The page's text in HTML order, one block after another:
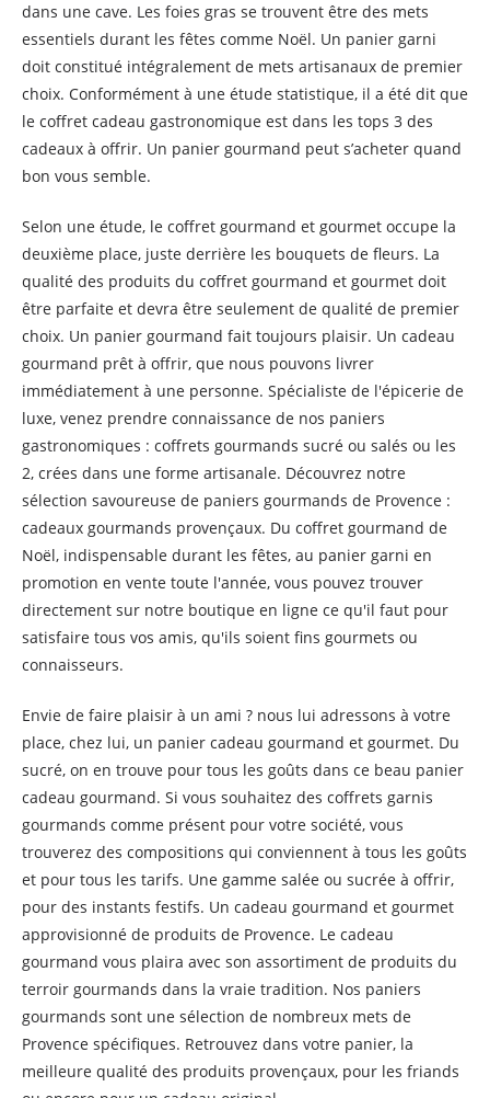
dans une cave. Les foies gras se trouvent être des mets
essentiels durant les fêtes comme Noël. Un panier garni
doit constitué intégralement de mets artisanaux de premier
choix. Conformément à une étude statistique, il a été dit que
le coffret cadeau gastronomique est dans les tops 3 des
cadeaux à offrir. Un panier gourmand peut s’acheter quand
bon vous semble.
Selon une étude, le coffret gourmand et gourmet occupe la
deuxième place, juste derrière les bouquets de fleurs. La
qualité des produits du coffret gourmand et gourmet doit
être parfaite et devra être seulement de qualité de premier
choix. Un panier gourmand fait toujours plaisir. Un cadeau
gourmand prêt à offrir, que nous pouvons livrer
immédiatement à une personne. Spécialiste de l'épicerie de
luxe, venez prendre connaissance de nos paniers
gastronomiques : coffrets gourmands sucré ou salés ou les
2, crées dans une forme artisanale. Découvrez notre
sélection savoureuse de paniers gourmands de Provence :
cadeaux gourmands provençaux. Du coffret gourmand de
Noël, indispensable durant les fêtes, au panier garni en
promotion en vente toute l'année, vous pouvez trouver
directement sur notre boutique en ligne ce qu'il faut pour
satisfaire tous vos amis, qu'ils soient fins gourmets ou
connaisseurs.
Envie de faire plaisir à un ami ? nous lui adressons à votre
place, chez lui, un panier cadeau gourmand et gourmet. Du
sucré, on en trouve pour tous les goûts dans ce beau panier
cadeau gourmand. Si vous souhaitez des coffrets garnis
gourmands comme présent pour votre société, vous
trouverez des compositions qui conviennent à tous les goûts
et pour tous les tarifs. Une gamme salée ou sucrée à offrir,
pour des instants festifs. Un cadeau gourmand et gourmet
approvisionné de produits de Provence. Le cadeau
gourmand vous plaira avec son assortiment de produits du
terroir gourmands dans la vraie tradition. Nos paniers
gourmands sont une sélection de nombreux mets de
Provence spécifiques. Retrouvez dans votre panier, la
meilleure qualité des produits provençaux, pour les friands